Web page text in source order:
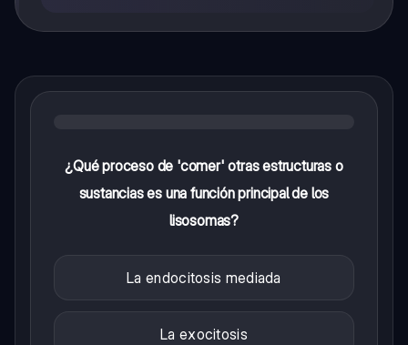
¿Qué proceso de 'comer' otras estructuras o
sustancias es una función principal de los
lisosomas?
La endocitosis mediada
La exocitosis